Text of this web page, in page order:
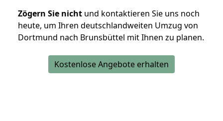
Zögern Sie nicht und kontaktieren Sie uns noch
heute, um Ihren deutschlandweiten Umzug von
Dortmund nach Brunsbüttel mit Ihnen zu planen.
Kostenlose Angebote erhalten